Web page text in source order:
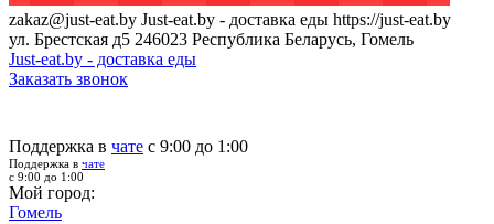
zakaz@just-eat.by Just-eat.by - доставка еды https://just-eat.by
ул. Брестская д5 246023 Республика Беларусь, Гомель
Just-eat.by - доставка еды
Заказать звонок
Поддержка в чате с 9:00 до 1:00
Поддержка в чате
с 9:00 до 1:00
Мой город:
Гомель